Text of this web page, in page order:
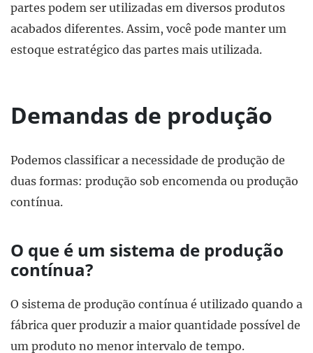
partes podem ser utilizadas em diversos produtos
acabados diferentes. Assim, você pode manter um
estoque estratégico das partes mais utilizada.
Demandas de produção
Podemos classificar a necessidade de produção de
duas formas: produção sob encomenda ou produção
contínua.
O que é um sistema de produção
contínua?
O sistema de produção contínua é utilizado quando a
fábrica quer produzir a maior quantidade possível de
um produto no menor intervalo de tempo.